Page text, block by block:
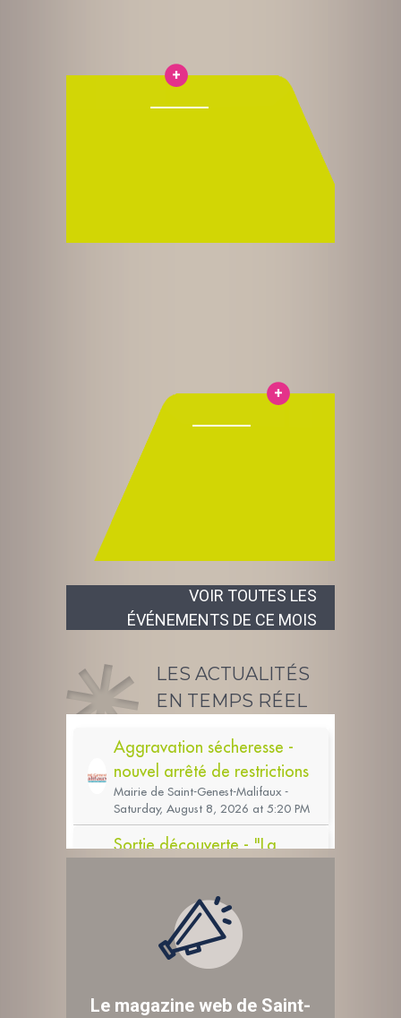
VOIR TOUTES LES
ÉVÉNEMENTS DE CE MOIS
LES ACTUALITÉS
EN TEMPS RÉEL
Le magazine web de Saint-